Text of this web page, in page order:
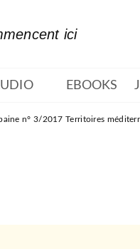
ici
EBOOKS
n° 3/2017 Territoires